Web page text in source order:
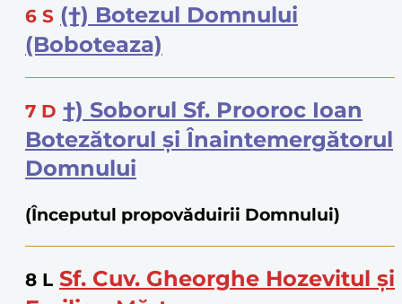
6 S (†) Botezul Domnului
(Boboteaza)
7 D †) Soborul Sf. Prooroc Ioan
Botezătorul şi Înaintemergătorul
Domnului
(Începutul propovăduirii Domnului)
8 L Sf. Cuv. Gheorghe Hozevitul şi